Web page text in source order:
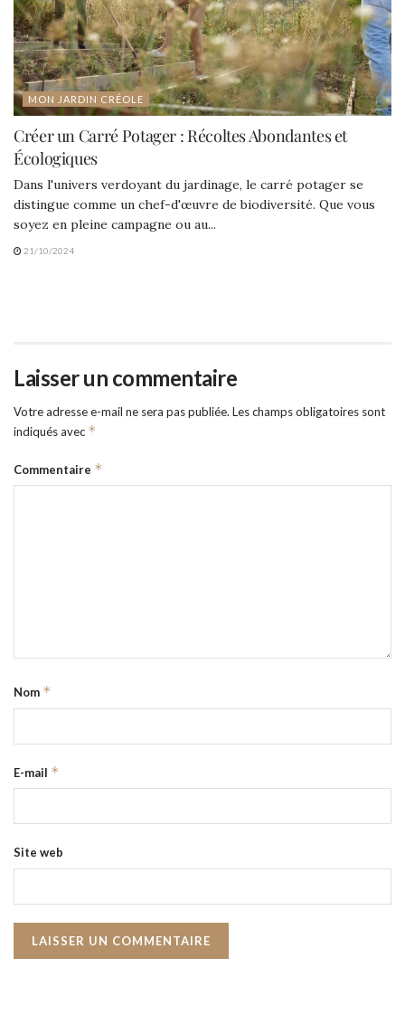
MON JARDIN CRÉOLE
Créer un Carré Potager : Récoltes Abondantes et
Écologiques
Dans l'univers verdoyant du jardinage, le carré potager se
distingue comme un chef-d'œuvre de biodiversité. Que vous
soyez en pleine campagne ou au...
21/10/2024
Laisser un commentaire
Votre adresse e-mail ne sera pas publiée. Les champs obligatoires sont
indiqués avec *
Commentaire *
Nom *
E-mail *
Site web